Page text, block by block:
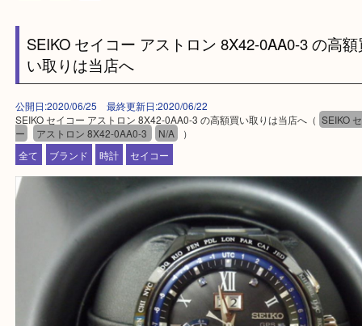
・出張買取エリア
堺市・堺市南区・堺市中区
堺市北区・堺市東区和泉市
泉大津市・岸和田市・富田林市
上記に記載がないエリアでもご相談ください。
・事前相談はお電話で解決